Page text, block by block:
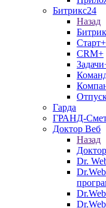
Битрикс24
Назад
Старт+
CRM+
Гарда
ГРАНД-
Доктор Веб
Назад
Dr.